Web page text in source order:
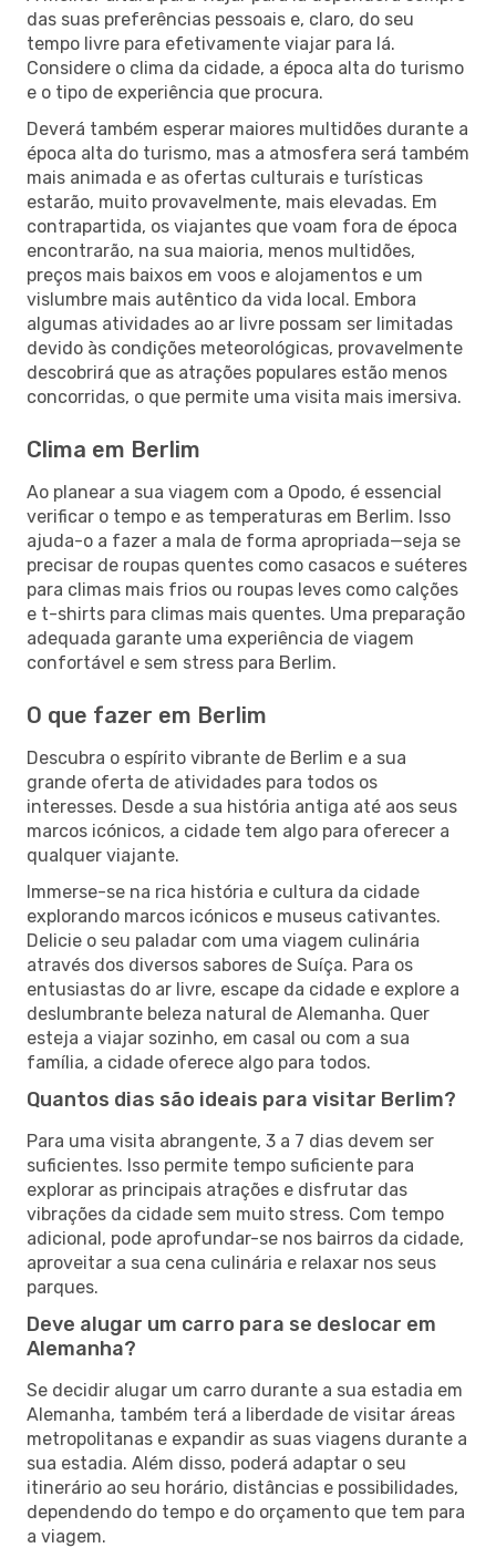
das suas preferências pessoais e, claro, do seu
tempo livre para efetivamente viajar para lá.
Considere o clima da cidade, a época alta do turismo
e o tipo de experiência que procura.
Deverá também esperar maiores multidões durante a
época alta do turismo, mas a atmosfera será também
mais animada e as ofertas culturais e turísticas
estarão, muito provavelmente, mais elevadas. Em
contrapartida, os viajantes que voam fora de época
encontrarão, na sua maioria, menos multidões,
preços mais baixos em voos e alojamentos e um
vislumbre mais autêntico da vida local. Embora
algumas atividades ao ar livre possam ser limitadas
devido às condições meteorológicas, provavelmente
descobrirá que as atrações populares estão menos
concorridas, o que permite uma visita mais imersiva.
Clima em Berlim
Ao planear a sua viagem com a Opodo, é essencial
verificar o tempo e as temperaturas em Berlim. Isso
ajuda-o a fazer a mala de forma apropriada—seja se
precisar de roupas quentes como casacos e suéteres
para climas mais frios ou roupas leves como calções
e t-shirts para climas mais quentes. Uma preparação
adequada garante uma experiência de viagem
confortável e sem stress para Berlim.
O que fazer em Berlim
Descubra o espírito vibrante de Berlim e a sua
grande oferta de atividades para todos os
interesses. Desde a sua história antiga até aos seus
marcos icónicos, a cidade tem algo para oferecer a
qualquer viajante.
Immerse-se na rica história e cultura da cidade
explorando marcos icónicos e museus cativantes.
Delicie o seu paladar com uma viagem culinária
através dos diversos sabores de Suíça. Para os
entusiastas do ar livre, escape da cidade e explore a
deslumbrante beleza natural de Alemanha. Quer
esteja a viajar sozinho, em casal ou com a sua
família, a cidade oferece algo para todos.
Quantos dias são ideais para visitar Berlim?
Para uma visita abrangente, 3 a 7 dias devem ser
suficientes. Isso permite tempo suficiente para
explorar as principais atrações e disfrutar das
vibrações da cidade sem muito stress. Com tempo
adicional, pode aprofundar-se nos bairros da cidade,
aproveitar a sua cena culinária e relaxar nos seus
parques.
Deve alugar um carro para se deslocar em
Alemanha?
Se decidir alugar um carro durante a sua estadia em
Alemanha, também terá a liberdade de visitar áreas
metropolitanas e expandir as suas viagens durante a
sua estadia. Além disso, poderá adaptar o seu
itinerário ao seu horário, distâncias e possibilidades,
dependendo do tempo e do orçamento que tem para
a viagem.